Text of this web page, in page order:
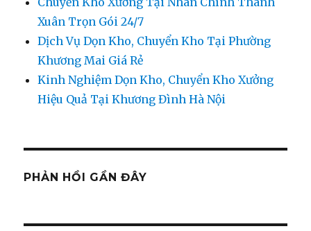
Xuân Trọn Gói 24/7
Dịch Vụ Dọn Kho, Chuyển Kho Tại Phường
Khương Mai Giá Rẻ
Kinh Nghiệm Dọn Kho, Chuyển Kho Xưởng
Hiệu Quả Tại Khương Đình Hà Nội
PHẢN HỒI GẦN ĐÂY